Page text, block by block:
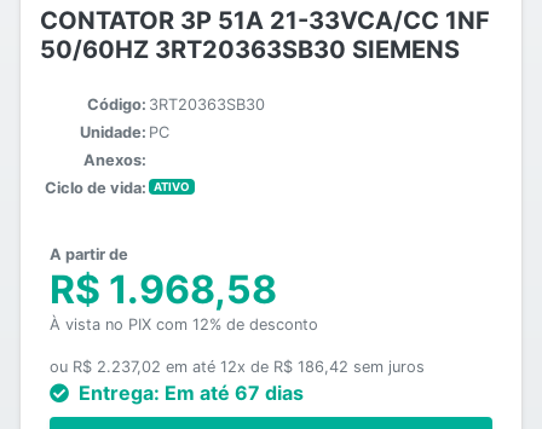
CONTATOR 3P 51A 21-33VCA/CC 1NF
50/60HZ 3RT20363SB30 SIEMENS
Código: 3RT20363SB30
Unidade: PC
Anexos:
Ciclo de vida:
ATIVO
A partir de
R$ 1.968,58
À vista no PIX com 12% de desconto
ou R$ 2.237,02 em até 12x de R$ 186,42 sem juros
Entrega: Em até 67 dias